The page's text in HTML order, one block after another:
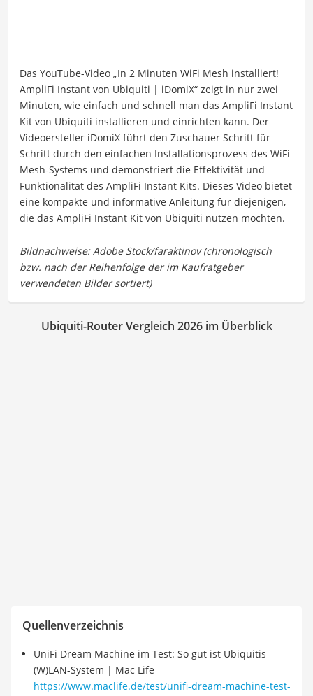
Das YouTube-Video „In 2 Minuten WiFi Mesh installiert!
AmpliFi Instant von Ubiquiti | iDomiX“ zeigt in nur zwei
Minuten, wie einfach und schnell man das AmpliFi Instant
Kit von Ubiquiti installieren und einrichten kann. Der
Videoersteller iDomiX führt den Zuschauer Schritt für
Schritt durch den einfachen Installationsprozess des WiFi
Mesh-Systems und demonstriert die Effektivität und
Funktionalität des AmpliFi Instant Kits. Dieses Video bietet
eine kompakte und informative Anleitung für diejenigen,
die das AmpliFi Instant Kit von Ubiquiti nutzen möchten.
Ubiquiti-Router Vergleich 2026 im Überblick
Quellenverzeichnis
UniFi Dream Machine im Test: So gut ist Ubiquitis
(W)LAN-System | Mac Life
https://www.maclife.de/test/unifi-dream-machine-test-